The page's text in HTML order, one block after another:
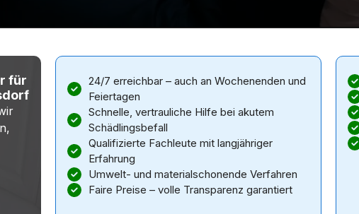
für
24/7 erreichbar – auch an Wochenenden und
Feiertagen
Schnelle, vertrauliche Hilfe bei akutem
Schädlingsbefall
Qualifizierte Fachleute mit langjähriger
Erfahrung
Umwelt- und materialschonende Verfahren
Faire Preise – volle Transparenz garantiert